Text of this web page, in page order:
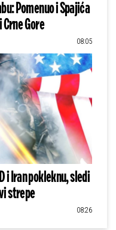
Pomenuo i Spajića
Gore
08:05
i Iran pokleknu, sledi
strepe
08:26